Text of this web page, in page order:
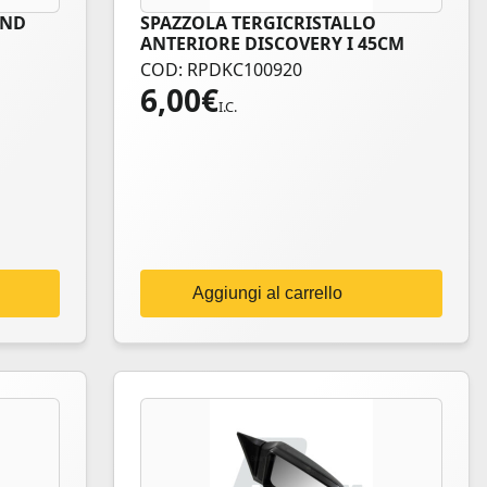
SPAZZOLA TERGICRISTALLO
ANTERIORE DISCOVERY I 45CM
COD: RPDKC100920
6,00€I.C.
Aggiungi al carrello